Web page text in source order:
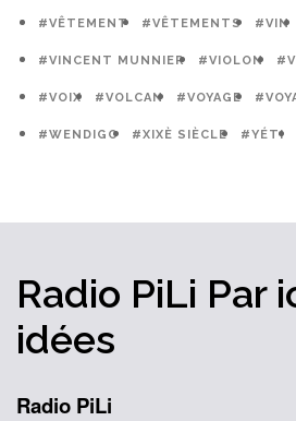
#VÊTEMENT #VÊTEMENTS #VIN
#VINCENT MUNNIER #VIOLON
#VOIX #VOLCAN #VOYAGE
#WENDIGO #XIXÈ SIÈCLE #YÉTI
Radio PiLi Par
idées
Radio PiLi